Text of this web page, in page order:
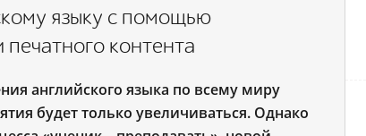
языку с помощью
контента
английского языка по всему миру
будет только увеличиваться. Однако